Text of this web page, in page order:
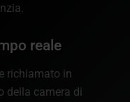
reale
richiamato in
della camera di